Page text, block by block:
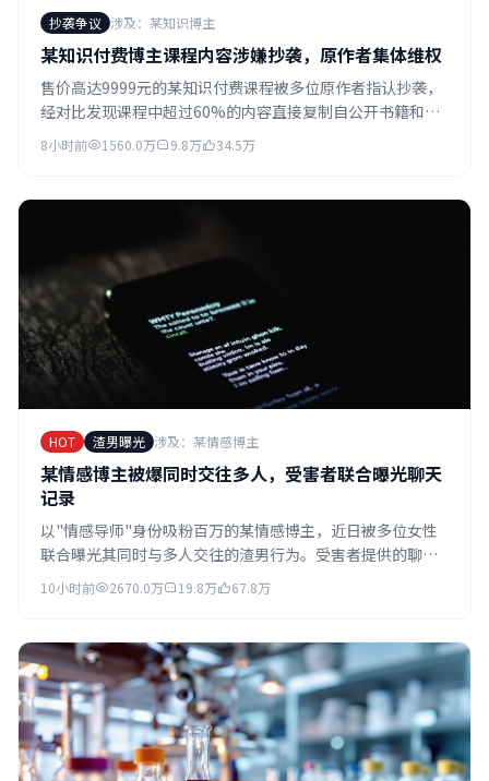
抄袭争议 涉及：某知识博主
某知识付费博主课程内容涉嫌抄袭，原作者集体维权
售价高达9999元的某知识付费课程被多位原作者指认抄袭，
经对比发现课程中超过60%的内容直接复制自公开书籍和论
文。面对维权，该博主先是否认，随后删除争议内容并关闭
8小时前 1560.0万 9.8万 34.5万
HOT 渣男曝光 涉及：某情感博主
某情感博主被爆同时交往多人，受害者联合曝光聊天
记录
以"情感导师"身份吸粉百万的某情感博主，近日被多位女性
联合曝光其同时与多人交往的渣男行为。受害者提供的聊天
记录显示，其用相同话术套路多名女性，时间跨度长达三
10小时前 2670.0万 19.8万 67.8万